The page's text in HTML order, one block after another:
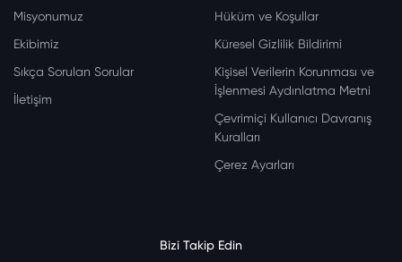
Misyonumuz
Ekibimiz
Sıkça Sorulan Sorular
İletişim
Hüküm ve Koşullar
Küresel Gizlilik Bildirimi
Kişisel Verilerin Korunması ve
İşlenmesi Aydınlatma Metni
Çevrimiçi Kullanıcı Davranış
Kuralları
Çerez Ayarları
Bizi Takip Edin